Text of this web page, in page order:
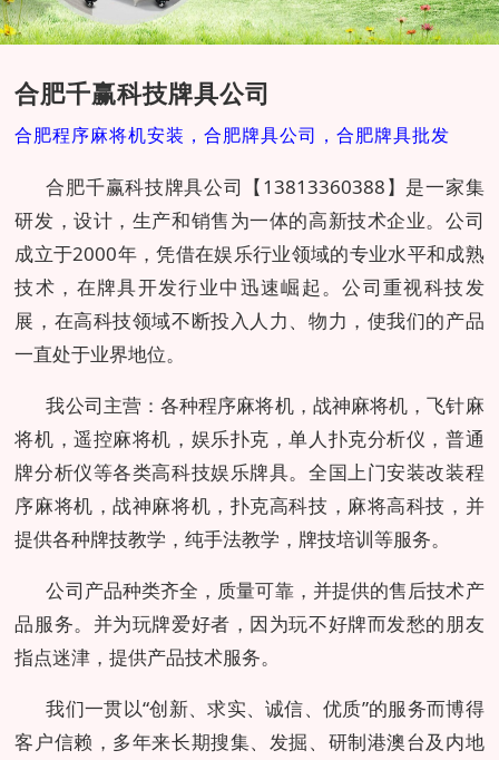
合肥千赢科技牌具公司
合肥程序麻将机安装，合肥牌具公司，合肥牌具批发
合肥千赢科技牌具公司【13813360388】是一家集
研发，设计，生产和销售为一体的高新技术企业。公司
成立于2000年，凭借在娱乐行业领域的专业水平和成熟
技术，在牌具开发行业中迅速崛起。公司重视科技发
展，在高科技领域不断投入人力、物力，使我们的产品
一直处于业界地位。
我公司主营：各种程序麻将机，战神麻将机，飞针麻
将机，遥控麻将机，娱乐扑克，单人扑克分析仪，普通
牌分析仪等各类高科技娱乐牌具。全国上门安装改装程
序麻将机，战神麻将机，扑克高科技，麻将高科技，并
提供各种牌技教学，纯手法教学，牌技培训等服务。
公司产品种类齐全，质量可靠，并提供的售后技术产
品服务。并为玩牌爱好者，因为玩不好牌而发愁的朋友
指点迷津，提供产品技术服务。
我们一贯以“创新、求实、诚信、优质”的服务而博得
客户信赖，多年来长期搜集、发掘、研制港澳台及内地